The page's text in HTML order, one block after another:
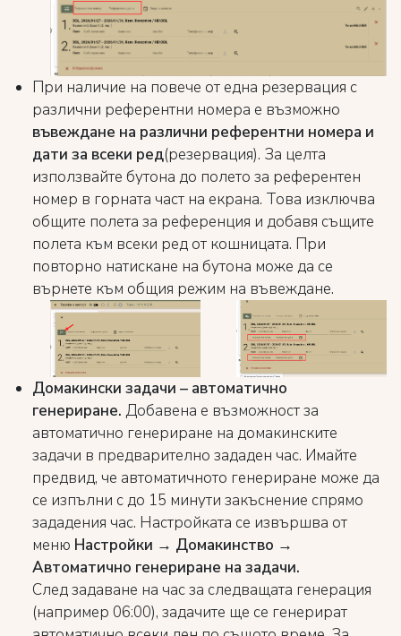
При наличие на повече от една резервация с
различни референтни номера е възможно
въвеждане на различни референтни номера и
дати за всеки ред(резервация). За целта
използвайте бутона до полето за референтен
номер в горната част на екрана. Това изключва
общите полета за референция и добавя същите
полета към всеки ред от кошницата. При
повторно натискане на бутона може да се
върнете към общия режим на въвеждане.
Домакински задачи – автоматично
генериране. Добавена е възможност за
автоматично генериране на домакинските
задачи в предварително зададен час. Имайте
предвид, че автоматичното генериране може да
се изпълни с до 15 минути закъснение спрямо
зададения час. Настройката се извършва от
меню Настройки → Домакинство →
Автоматично генериране на задачи.
След задаване на час за следващата генерация
(например 06:00), задачите ще се генерират